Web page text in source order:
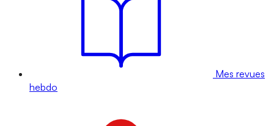
Mes revues
hebdo